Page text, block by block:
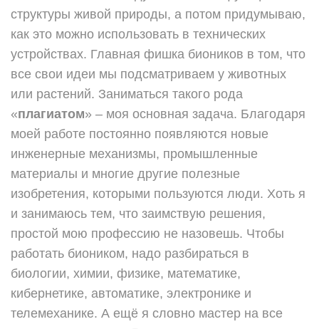
структуры живой природы, а потом придумываю,
как это можно использовать в технических
устройствах. Главная фишка биоников в том, что
все свои идеи мы подсматриваем у животных
или растений. Заниматься такого рода
«плагиатом» – моя основная задача. Благодаря
моей работе постоянно появляются новые
инженерные механизмы, промышленные
материалы и многие другие полезные
изобретения, которыми пользуются люди. Хоть я
и занимаюсь тем, что заимствую решения,
простой мою профессию не назовешь. Чтобы
работать биоником, надо разбираться в
биологии, химии, физике, математике,
кибернетике, автоматике, электронике и
телемеханике. А ещё я словно мастер на все